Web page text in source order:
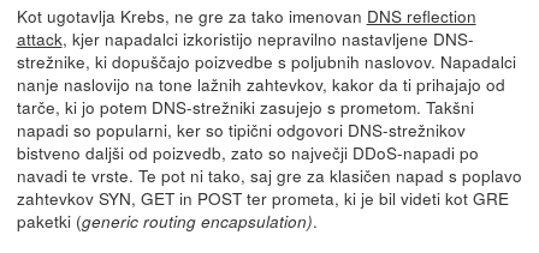
Kot ugotavlja Krebs, ne gre za tako imenovan DNS reflection
attack, kjer napadalci izkoristijo nepravilno nastavljene DNS-
strežnike, ki dopuščajo poizvedbe s poljubnih naslovov. Napadalci
nanje naslovijo na tone lažnih zahtevkov, kakor da ti prihajajo od
tarče, ki jo potem DNS-strežniki zasujejo s prometom. Takšni
napadi so popularni, ker so tipični odgovori DNS-strežnikov
bistveno daljši od poizvedb, zato so največji DDoS-napadi po
navadi te vrste. Te pot ni tako, saj gre za klasičen napad s poplavo
zahtevkov SYN, GET in POST ter prometa, ki je bil videti kot GRE
paketki (generic routing encapsulation).